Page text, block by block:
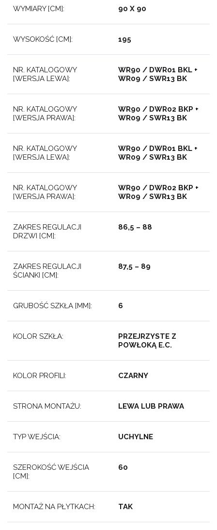
WYMIARY [CM]: 90 X 90
WYSOKOŚĆ [CM]: 195
NR. KATALOGOWY
[WERSJA LEWA]:
WR90 / DWR01 BKL +
WR09 / SWR13 BK
NR. KATALOGOWY
[WERSJA PRAWA]:
WR90 / DWR02 BKP +
WR09 / SWR13 BK
NR. KATALOGOWY
[WERSJA LEWA]:
WR90 / DWR01 BKL +
WR09 / SWR13 BK
NR. KATALOGOWY
[WERSJA PRAWA]:
WR90 / DWR02 BKP +
WR09 / SWR13 BK
ZAKRES REGULACJI
DRZWI [CM]:
86,5 – 88
ZAKRES REGULACJI
ŚCIANKI [CM]:
87,5 – 89
GRUBOŚĆ SZKŁA [MM]: 6
KOLOR SZKŁA:
PRZEJRZYSTE Z
POWŁOKĄ E.C.
KOLOR PROFILI: CZARNY
STRONA MONTAŻU: LEWA LUB PRAWA
TYP WEJŚCIA: UCHYLNE
SZEROKOŚĆ WEJŚCIA
[CM]:
60
MONTAŻ NA PŁYTKACH: TAK